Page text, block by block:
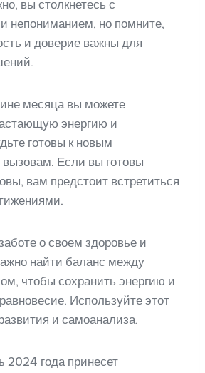
вы столкнетесь с
непониманием, но помните,
и доверие важны для
месяца вы можете
энергию и
готовы к новым
Если вы готовы
вам предстоит встретиться
о своем здоровье и
найти баланс между
чтобы сохранить энергию и
Используйте этот
и самоанализа.
2024 года принесет